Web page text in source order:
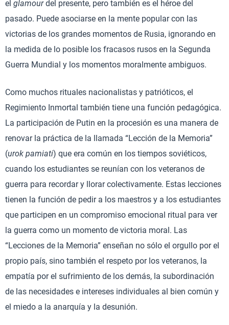
el glamourdel presente, pero también es el héroe del
pasado. Puede asociarse en la mente popular con las
victorias de los grandes momentos de Rusia, ignorando en
la medida de lo posible los fracasos rusos en la Segunda
Guerra Mundial y los momentos moralmente ambiguos.
Como muchos rituales nacionalistas y patrióticos, el
Regimiento Inmortal también tiene una función pedagógica.
La participación de Putin en la procesión es una manera de
renovar la práctica de la llamada “Lección de la Memoria”
(urok pamiati) que era común en los tiempos soviéticos,
cuando los estudiantes se reunían con los veteranos de
guerra para recordar y llorar colectivamente. Estas lecciones
tienen la función de pedir a los maestros y a los estudiantes
que participen en un compromiso emocional ritual para ver
la guerra como un momento de victoria moral. Las
“Lecciones de la Memoria” enseñan no sólo el orgullo por el
propio país, sino también el respeto por los veteranos, la
empatía por el sufrimiento de los demás, la subordinación
de las necesidades e intereses individuales al bien común y
el miedo a la anarquía y la desunión.